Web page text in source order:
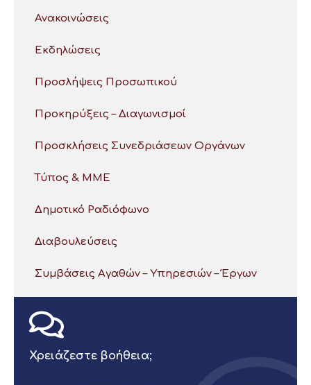
Ανακοινώσεις
Εκδηλώσεις
Προσλήψεις Προσωπικού
Προκηρύξεις – Διαγωνισμοί
Προσκλήσεις Συνεδριάσεων Οργάνων
Τύπος & ΜΜΕ
Δημοτικό Ραδιόφωνο
Διαβουλεύσεις
Συμβάσεις Αγαθών – Υπηρεσιών – Έργων
Χρειάζεστε βοήθεια;